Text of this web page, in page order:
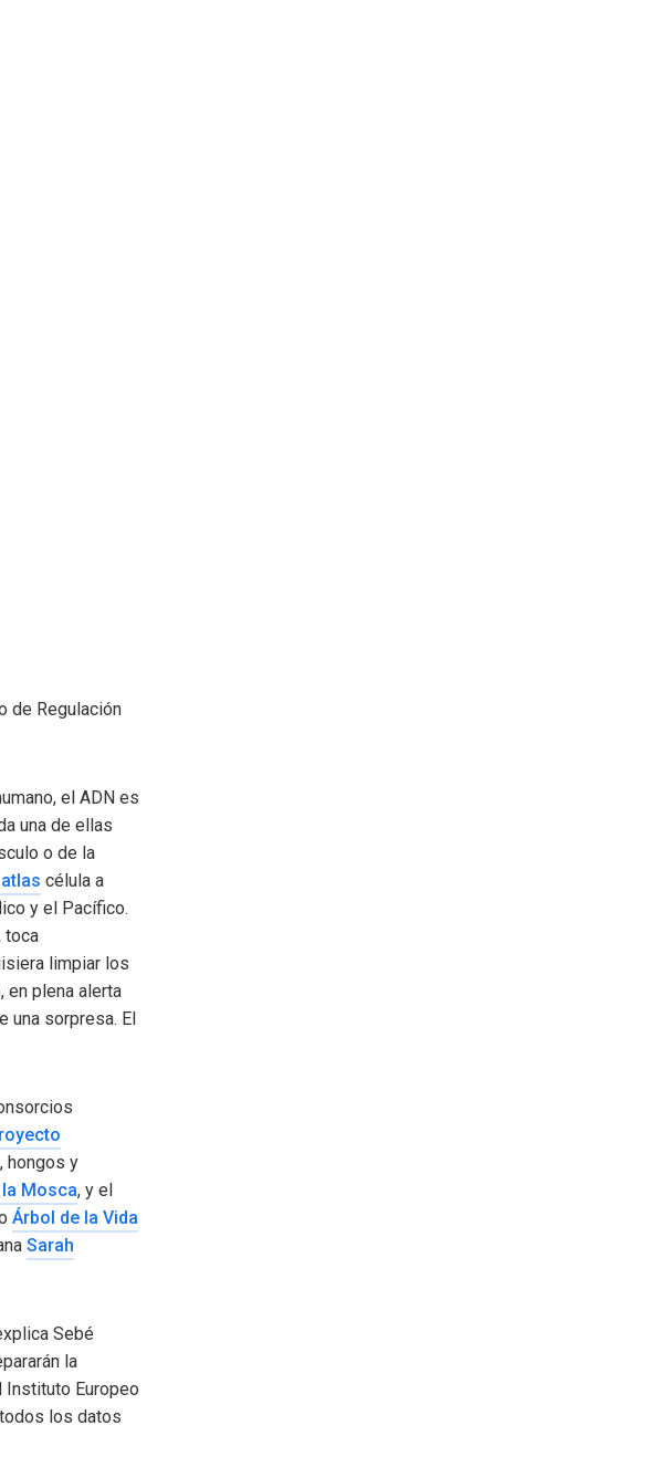
de Regulación
el ADN es
una de ellas
o de la
célula a
y el Pacífico.
toca
limpiar los
en plena alerta
una sorpresa. El
hongos y
Mosca, y el
Árbol de la Vida
Sarah
Sebé
la
Instituto Europeo
los datos